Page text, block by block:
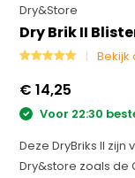
Dry&Store
Dry Brik II
Bekijk
€ 14,25
Voor 22:30
Deze DryBriks II
Dry&store zoals de